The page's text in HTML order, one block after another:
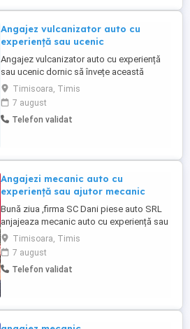
Angajez vulcanizator auto cu
experiență sau ucenic
Angajez vulcanizator auto cu experiență
sau ucenic dornic să învețe această
meserie. Tel.
Timisoara, Timis
7 august
Telefon validat
Angajezi mecanic auto cu
experiență sau ajutor mecanic
Bună ziua ,firma SC Dani piese auto SRL
anjajeaza mecanic auto cu experiență sau
ajutor mecanic punctul de lucru situat pe
calea sagului 157
Timisoara, Timis
7 august
Telefon validat